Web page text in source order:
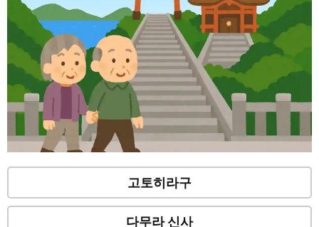
고토히라구
다무라 신사